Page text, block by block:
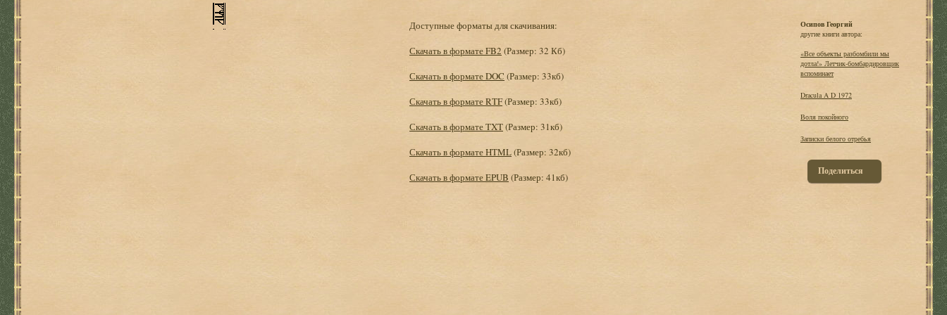
Доступные форматы для скачивания:
Скачать в формате FB2 (Размер: 32 Кб)
Скачать в формате DOC (Размер: 33кб)
Скачать в формате RTF(Размер: 33кб)
Скачать в формате TXT(Размер: 31кб)
Скачать в формате HTML(Размер: 32кб)
Скачать в формате EPUB (Размер: 41кб)
Осипов Георгий
другие книги автора:
«Все объекты разбомбили мы
дотла!» Летчик-бомбардировщик
вспоминает
Dracula A D 1972
Воля покойного
Записки белого отребья
Поделиться